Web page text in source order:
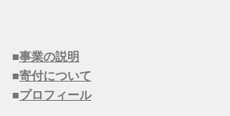
■事業の説明
■寄付について
■プロフィール